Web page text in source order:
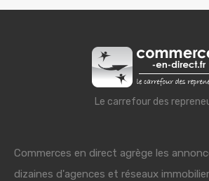
Le carrefour des
Commerces en direct agrège les
dizaines d'agences et réseaux